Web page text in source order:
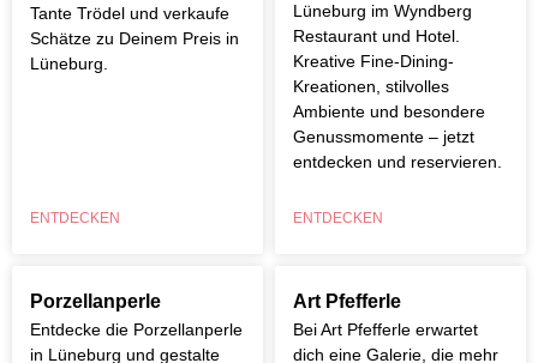
Tante Trödel und verkaufe
Schätze zu Deinem Preis in
Lüneburg.
ENTDECKEN
Lüneburg im Wyndberg
Restaurant und Hotel.
Kreative Fine-Dining-
Kreationen, stilvolles
Ambiente und besondere
Genussmomente – jetzt
entdecken und reservieren.
ENTDECKEN
Porzellanperle
Entdecke die Porzellanperle
in Lüneburg und gestalte
Art Pfefferle
Bei Art Pfefferle erwartet
dich eine Galerie, die mehr